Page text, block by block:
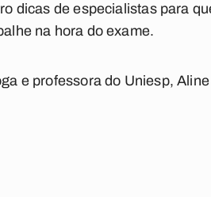
dicas de especialistas para
na hora do exame.
e professora do Uniesp,